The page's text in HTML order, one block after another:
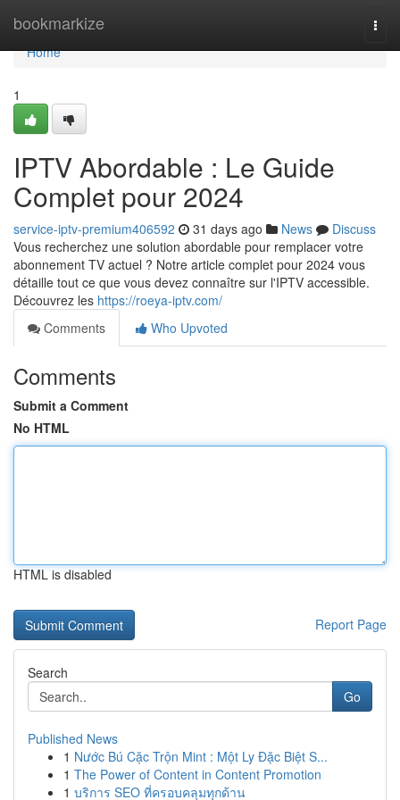
bookmarkize
Home
Home
1
IPTV Abordable : Le Guide
Complet pour 2024
service-iptv-premium406592 31 days ago News
Discuss
Vous recherchez une solution abordable pour remplacer votre
abonnement TV actuel ? Notre article complet pour 2024 vous
détaille tout ce que vous devez connaître sur l'IPTV accessible.
Découvrez les https://roeya-iptv.com/
Comments
Who Upvoted
Comments
Submit a Comment
No HTML
HTML is disabled
Report Page
Search
Go
Published News
1 Nước Bú Cặc Trộn Mint : Một Ly Đặc Biệt S...
1 The Power of Content in Content Promotion
1 บริการ SEO ที่ครอบคลุมทุกด้าน